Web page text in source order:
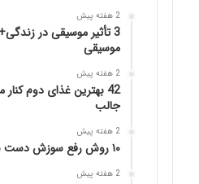
2 هفته پیش
3 تأثیر موسیقی در
موسیقی
2 هفته پیش
42 بهترین غذای دوم
جالب
2 هفته پیش
۱۰ روش رفع سوزش دست بعد از پوست کندن سیر
2 هفته پیش